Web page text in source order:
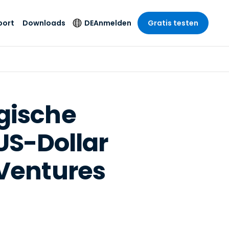
und -reaktion
Foxpass Wi-Fi Zugriff
und Kontrolle
Sicherer Zero-Trust-
Shield (Anti-Betrug)
Unterhaltung
und
und Design
Unterhaltung
Downloads DE
Español
Français
Italiano
Nederlands
Anmelden Gratis testen
Dollar